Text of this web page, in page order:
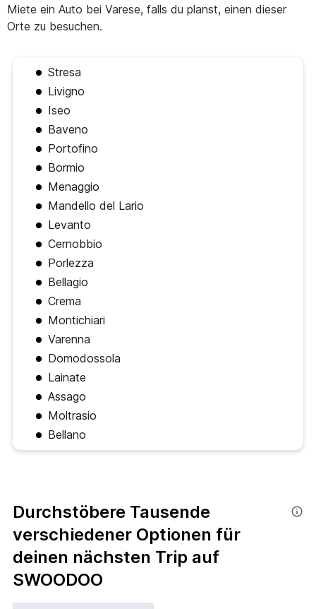
Miete ein Auto bei Varese, falls du planst, einen dieser
Orte zu besuchen.
Stresa
Livigno
Iseo
Baveno
Portofino
Bormio
Menaggio
Mandello del Lario
Levanto
Cernobbio
Porlezza
Bellagio
Crema
Montichiari
Varenna
Domodossola
Lainate
Assago
Moltrasio
Bellano
Durchstöbere Tausende
verschiedener Optionen für
deinen nächsten Trip auf
SWOODOO